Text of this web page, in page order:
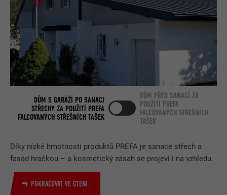
Díky nízké hmotnosti produktů PREFA je sanace střech a
fasád hračkou – a kosmetický zásah se projeví i na vzhledu.
POKRAČOVAT VE ČTENÍ
DŮM S GARÁŽÍ PO SANACI
STŘECHY ZA POUŽITÍ PREFA
FALCOVANÝCH STŘEŠNÍCH TAŠEK
DŮM PŘED SANACÍ ZA
POUŽITÍ PREFA
FALCOVANÝCH STŘEŠNÍCH
TAŠEK